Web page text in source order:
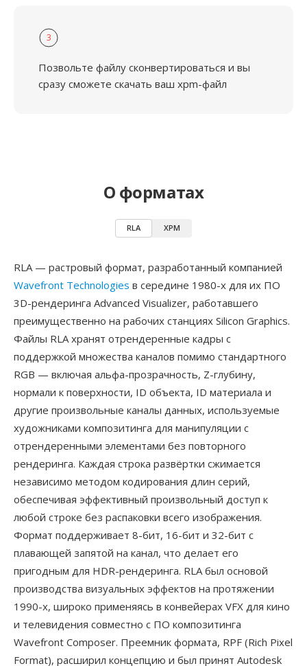
3
Позвольте файлу сконвертироваться и вы
сразу сможете скачать ваш xpm-файл
О форматах
RLA XPM
RLA — растровый формат, разработанный компанией
Wavefront Technologies в середине 1980-х для их ПО
3D-рендеринга Advanced Visualizer, работавшего
преимущественно на рабочих станциях Silicon Graphics.
Файлы RLA хранят отрендеренные кадры с
поддержкой множества каналов помимо стандартного
RGB — включая альфа-прозрачность, Z-глубину,
нормали к поверхности, ID объекта, ID материала и
другие произвольные каналы данных, используемые
художниками композитинга для манипуляции с
отрендеренными элементами без повторного
рендеринга. Каждая строка развёртки сжимается
независимо методом кодирования длин серий,
обеспечивая эффективный произвольный доступ к
любой строке без распаковки всего изображения.
Формат поддерживает 8-бит, 16-бит и 32-бит с
плавающей запятой на канал, что делает его
пригодным для HDR-рендеринга. RLA был основой
производства визуальных эффектов на протяжении
1990-х, широко применяясь в конвейерах VFX для кино
и телевидения совместно с ПО композитинга
Wavefront Composer. Преемник формата, RPF (Rich Pixel
Format), расширил концепцию и был принят Autodesk